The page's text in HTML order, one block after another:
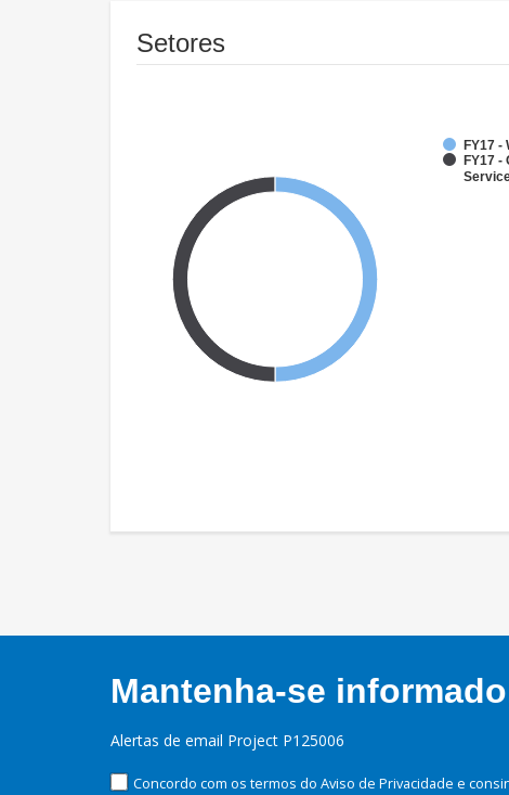
Setores
FY17 -
FY17 -
Mantenha-se
Alertas de email Project P125006
Concordo com os termos do Aviso de Privacidade e